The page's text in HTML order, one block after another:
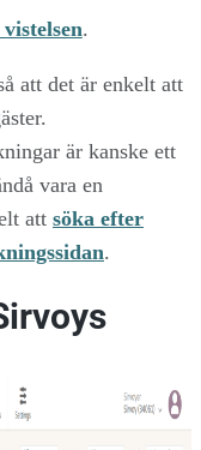
.
att det är enkelt att
är kanske ett
vara en
att söka efter
.